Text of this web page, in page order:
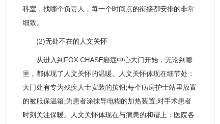
科室，找哪个负责人，每一个时间点的衔接都安排的非常
细致。
(2)无处不在的人文关怀
从进入到FOX CHASE癌症中心大门开始，无论到哪
里，都体现了人文关怀的温暖。人文关怀体现在细节处：
大门处有专为残疾人士安装的按钮;每个病房护士站里放置
的被服保温箱;为患者涂抹导电糊的加热装置;对手术患者
时刻关注保暖。人文关怀体现在与病患的和谐上：医院各